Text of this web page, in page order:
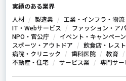
実績のある業界
人材
製造業 工業・インフラ・物流
IT・Webサービス
ファッション・ア
NPO・官公庁
イベント・キャンペーン
スポーツ・アウトドア
飲食店・レス
病院・クリニック
歯科医院 教育
不動産・住宅
サービス業 専門サー